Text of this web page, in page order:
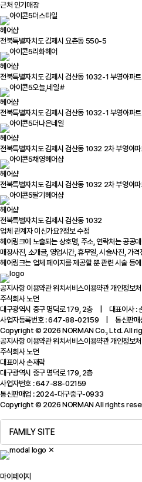
근처 인기매장
더스타일
헤어샵
전북특별자치도 김제시 요촌동 550-5
리화헤어
헤어샵
전북특별자치도 김제시 검산동 1032-1 부영아파트
오늘,네일＃
헤어샵
전북특별자치도 김제시 검산동 1032-1 부영아파트
더나은네일
헤어샵
전북특별자치도 김제시 검산동 1032 2차 부영아
채영헤어샵
헤어샵
전북특별자치도 김제시 검산동 1032 2차 부영아파
딸기헤어샵
헤어샵
전북특별자치도 김제시 검산동 1032
업체 관계자 이신가요?정보 수정
헤어링크에 노출되는 상호명, 주소, 연락처는 공공
매장사진, 소개글, 영업시간, 휴무일, 시술사진, 가
헤어링크는 업체 페이지를 제공할 뿐 관련 시술 등
공지사항이용약관위치서비스이용약관개인정보
주식회사 노먼
대구광역시 중구 명덕로 179, 2층 | 대표이사 :
사업자등록번호 : 647-88-02159 | 통신판매
Copyright © 2026 NORMAN Co., Ltd. All
공지사항이용약관위치서비스이용약관개인정보
주식회사 노먼
대표이사 손재락
대구광역시 중구 명덕로 179, 2층
사업자번호 : 647-88-02159
통신판매업 : 2024-대구중구-0933
Copyright © 2026 NORMAN All rights
FAMILY SITE
✕
마이페이지